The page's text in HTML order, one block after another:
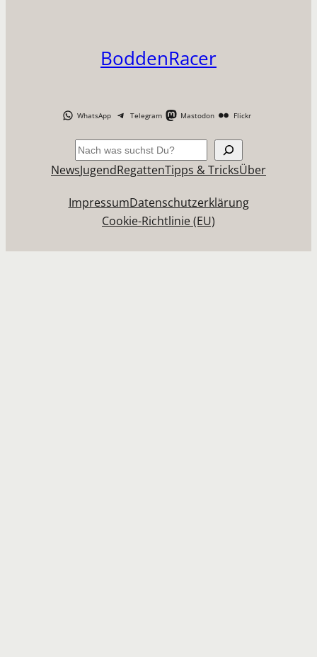
BoddenRacer
WhatsApp Telegram Mastodon Flickr
Suchen
NewsJugendRegattenTipps & TricksÜber
ImpressumDatenschutzerklärung
Cookie-Richtlinie (EU)